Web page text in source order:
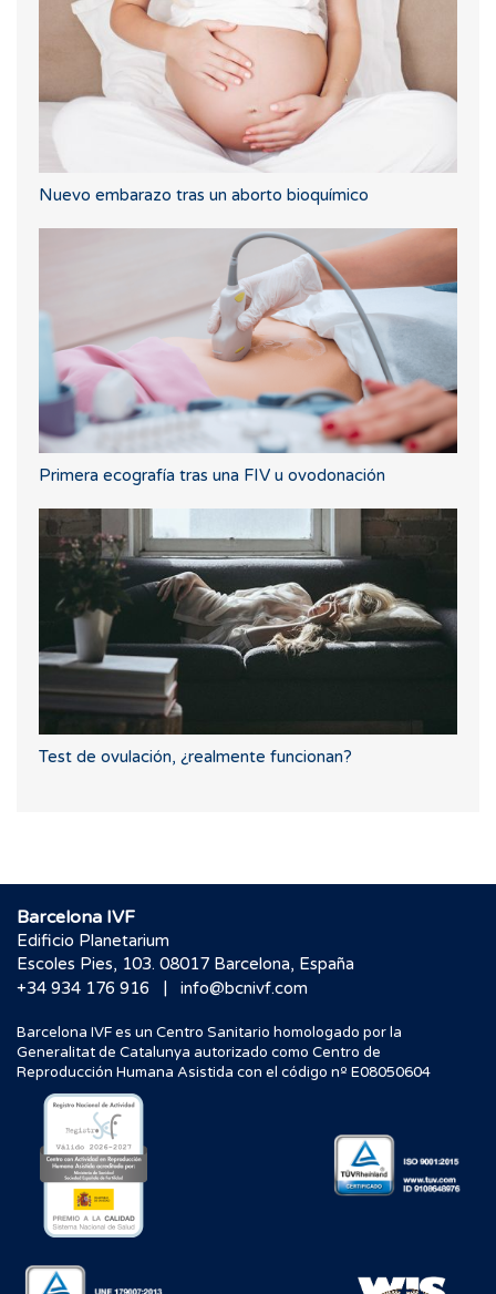
Nuevo embarazo tras un aborto bioquímico
Primera ecografía tras una FIV u ovodonación
Test de ovulación, ¿realmente funcionan?
Barcelona IVF
Edificio Planetarium
Escoles Pies, 103. 08017 Barcelona, España
+34 934 176 916
| info@bcnivf.com
Barcelona IVF es un Centro Sanitario homologado por la
Generalitat de Catalunya autorizado como Centro de
Reproducción Humana Asistida con el código nº E08050604